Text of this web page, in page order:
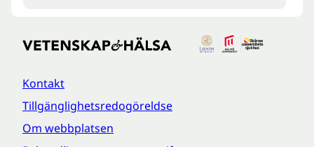
Kontakt
Tillgänglighetsredogöreldse
Om webbplatsen